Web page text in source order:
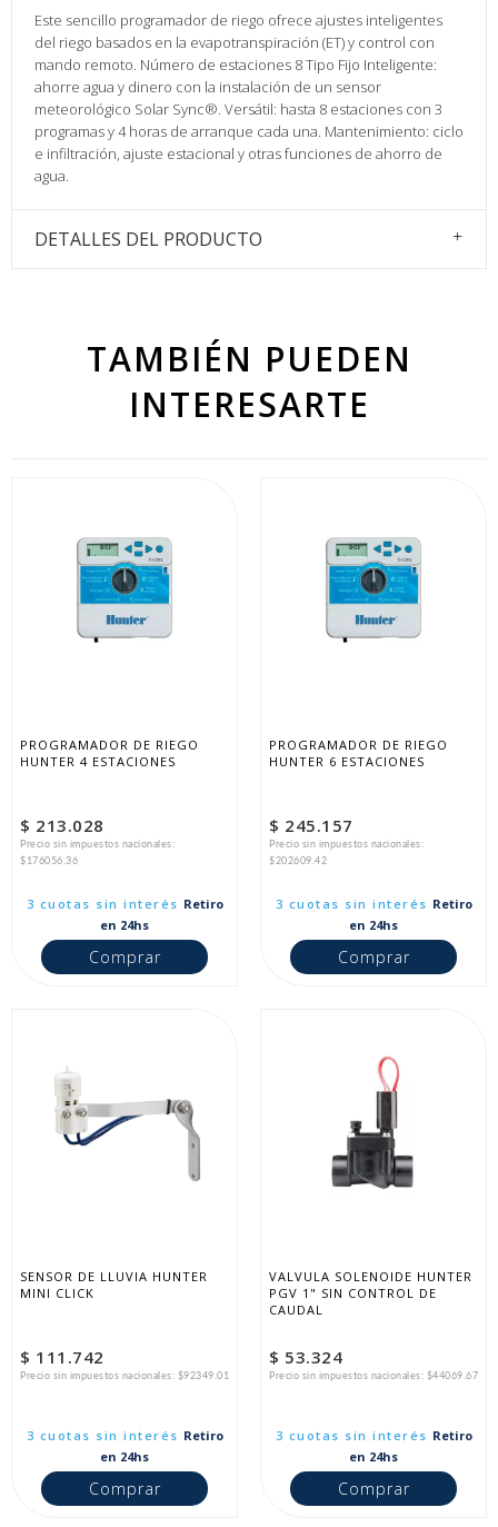
Este sencillo programador de riego ofrece ajustes inteligentes
del riego basados en la evapotranspiración (ET) y control con
mando remoto. Número de estaciones 8 Tipo Fijo Inteligente:
ahorre agua y dinero con la instalación de un sensor
meteorológico Solar Sync®. Versátil: hasta 8 estaciones con 3
programas y 4 horas de arranque cada una. Mantenimiento: ciclo
e infiltración, ajuste estacional y otras funciones de ahorro de
agua.
DETALLES DEL PRODUCTO
TAMBIÉN PUEDEN
INTERESARTE
PROGRAMADOR DE RIEGO
HUNTER 4 ESTACIONES
$ 213.028
Precio sin impuestos nacionales:
$176056.36
3 cuotas sin interés Retiro
en 24hs
Comprar
PROGRAMADOR DE RIEGO
HUNTER 6 ESTACIONES
$ 245.157
Precio sin impuestos nacionales:
$202609.42
3 cuotas sin interés Retiro
en 24hs
Comprar
SENSOR DE LLUVIA HUNTER
MINI CLICK
$ 111.742
Precio sin impuestos nacionales: $92349.01
3 cuotas sin interés Retiro
en 24hs
Comprar
VALVULA SOLENOIDE HUNTER
PGV 1" SIN CONTROL DE
CAUDAL
$ 53.324
Precio sin impuestos nacionales: $44069.67
3 cuotas sin interés Retiro
en 24hs
Comprar